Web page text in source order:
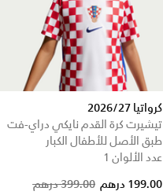
كرواتيا 2026/27
تيشيرت كرة القدم نايكي دراي-فت
طبق الأصل للأطفال الكبار
عدد الألوان 1
Price reduced from
399.00 درهم to 199.00 درهم